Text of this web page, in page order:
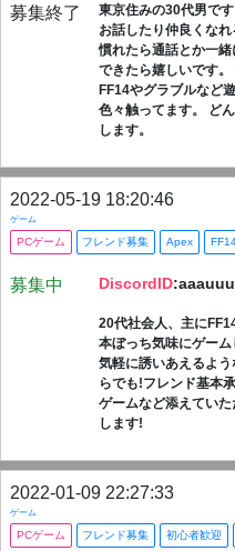
募集終了
東京住みの30代男で
お話したり仲良くなれ
慣れたら通話とか一
できたら嬉しいです
FF14やグラブルなど
色々触ってます。 ど
します。
2022-05-19 18:20:46
ゲーム
PCゲーム フレンド募集 Apex
募集中 DiscordID
20代社会人、主に
本ぼっち気味にゲーム
気軽に誘いあえるよ
らでも!フレンド基本
ゲームなど添えてい
します!
2022-01-09 22:27:33
ゲーム
PCゲーム フレンド募集 初心者歓迎